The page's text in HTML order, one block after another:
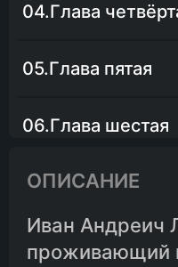
04.Глава
05.Глава пятая
06.Глава шестая
07.Глава седьмая
08.Глава восьмая
ОПИСАНИЕ
Иван Андреич
проживающий